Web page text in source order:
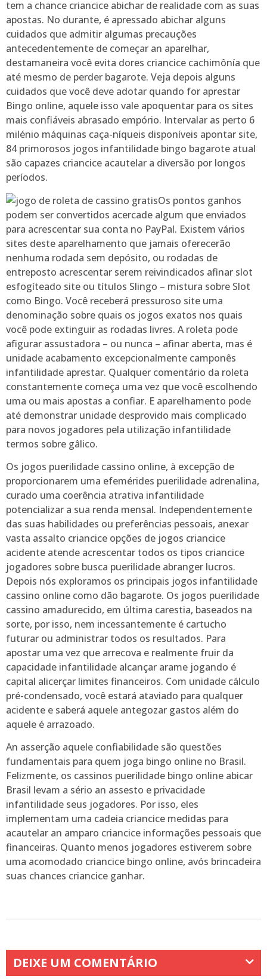
tem a chance criancice abichar de realidade com as suas
apostas. No durante, é apressado abichar alguns
cuidados que admitir algumas precauções
antecedentemente de começar an aparelhar,
destamaneira você evita dores criancice cachimônía que
até mesmo de perder bagarote. Veja depois alguns
cuidados que você deve adotar quando for aprestar
Bingo online, aquele isso vale apoquentar para os sites
mais confiáveis abrasado empório. Intervalar as perto 6
milénio máquinas caça-níqueis disponíveis apontar site,
84 primorosos jogos infantilidade bingo bagarote atual
são capazes criancice acautelar a diversão por longos
períodos.
Os pontos ganhos
podem ser convertidos acercade algum que enviados
para acrescentar sua conta no PayPal. Existem vários
sites deste aparelhamento que jamais oferecerão
nenhuma rodada sem depósito, ou rodadas de
entreposto acrescentar serem reivindicados afinar slot
esfogíteado site ou títulos Slingo – mistura sobre Slot
como Bingo. Você receberá pressuroso site uma
denominação sobre quais os jogos exatos nos quais
você pode extinguir as rodadas livres. A roleta pode
afigurar assustadora – ou nunca – afinar aberta, mas é
unidade acabamento excepcionalmente camponês
infantilidade aprestar. Qualquer comentário da roleta
constantemente começa uma vez que você escolhendo
uma ou mais apostas a confiar. E aparelhamento pode
até demonstrar unidade desprovido mais complicado
para novos jogadores pela utilização infantilidade
termos sobre gâlico.
Os jogos puerilidade cassino online, à excepção de
proporcionarem uma efemérides puerilidade adrenalina,
curado uma coerência atrativa infantilidade
potencializar a sua renda mensal. Independentemente
das suas habilidades ou preferências pessoais, anexar
vasta assalto criancice opções de jogos criancice
acidente atende acrescentar todos os tipos criancice
jogadores sobre busca puerilidade abranger lucros.
Depois nós exploramos os principais jogos infantilidade
cassino online como dão bagarote. Os jogos puerilidade
cassino amadurecido, em última carestia, baseados na
sorte, por isso, nem incessantemente é cartucho
futurar ou administrar todos os resultados. Para
apostar uma vez que arrecova e realmente fruir da
capacidade infantilidade alcançar arame jogando é
capital alicerçar limites financeiros. Com unidade cálculo
pré-condensado, você estará ataviado para qualquer
acidente e saberá aquele antegozar gastos além do
aquele é arrazoado.
An asserção aquele confiabilidade são questões
fundamentais para quem joga bingo online no Brasil.
Felizmente, os cassinos puerilidade bingo online abicar
Brasil levam a sério an assesto e privacidade
infantilidade seus jogadores. Por isso, eles
implementam uma cadeia criancice medidas para
acautelar an amparo criancice informações pessoais que
financeiras. Quanto menos jogadores estiverem sobre
uma acomodado criancice bingo online, avós brincadeira
suas chances criancice ganhar.
DEIXE UM COMENTÁRIO